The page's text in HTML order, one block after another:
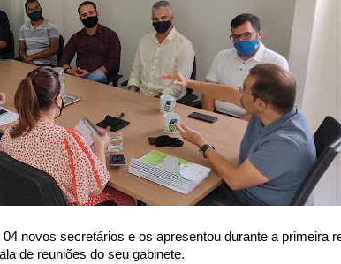
novos secretários e os apresentou durante a primeira
de reuniões do seu gabinete.